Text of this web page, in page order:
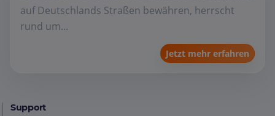
auf Deutschlands Straßen bewähren, herrscht
rund um...
Jetzt mehr erfahren
Support